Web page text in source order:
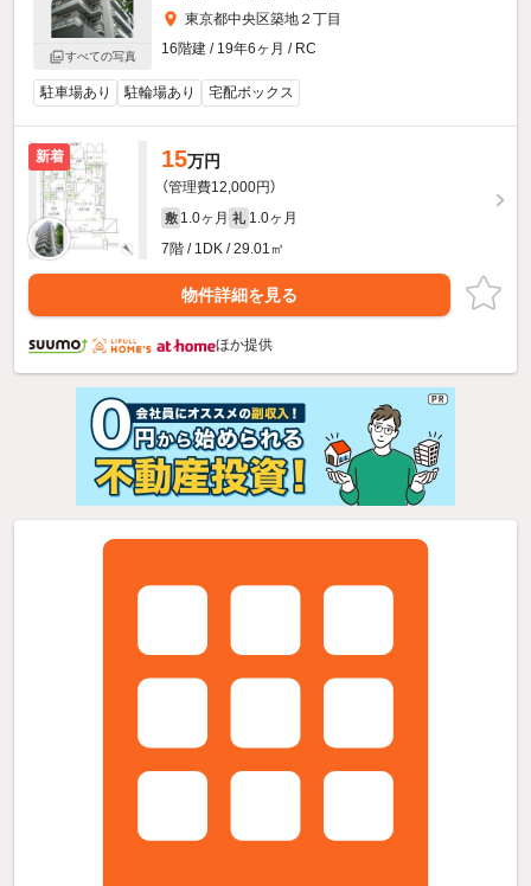
すべての写真
東京都中央区築地２丁目
16階建 / 19年6ヶ月 / RC
駐車場あり 駐輪場あり 宅配ボックス
新着 15万円
（管理費12,000円）
敷 1.0ヶ月 礼 1.0ヶ月
7階 / 1DK / 29.01㎡
物件詳細を見る
ほか提供